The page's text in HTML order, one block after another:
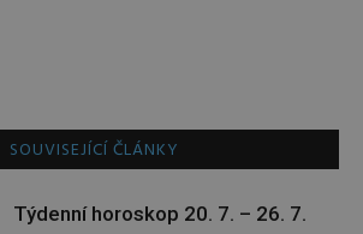
SOUVISEJÍCÍ ČLÁNKY
Týdenní horoskop 20. 7. – 26. 7.